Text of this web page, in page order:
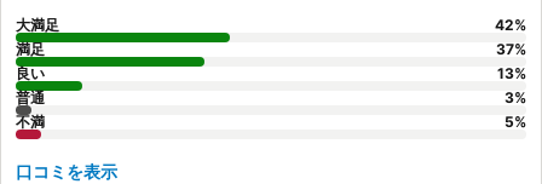
大満足 42%
満足
37%
良い
13%
普通
3%
不満
5%
口コミを表示